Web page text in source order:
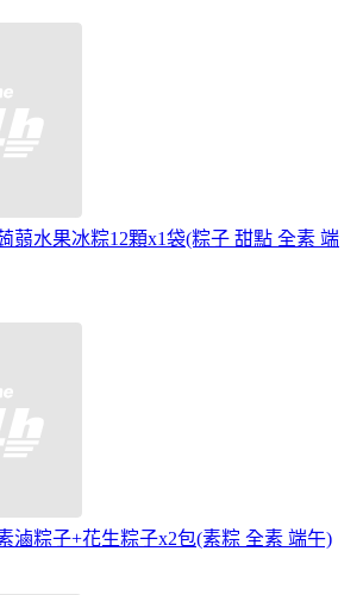
蒻水果冰粽12顆x1袋(粽子 甜點 全素 端
滷粽子+花生粽子x2包(素粽 全素 端午)